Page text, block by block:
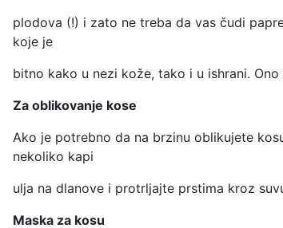
plodova (!) i zato ne treba da vas čudi
koje je
bitno kako u nezi kože, tako i u ishrani.
Za oblikovanje kose
Ako je potrebno da na brzinu oblikujete
nekoliko kapi
ulja na dlanove i protrljajte prstima kroz
Maska za kosu